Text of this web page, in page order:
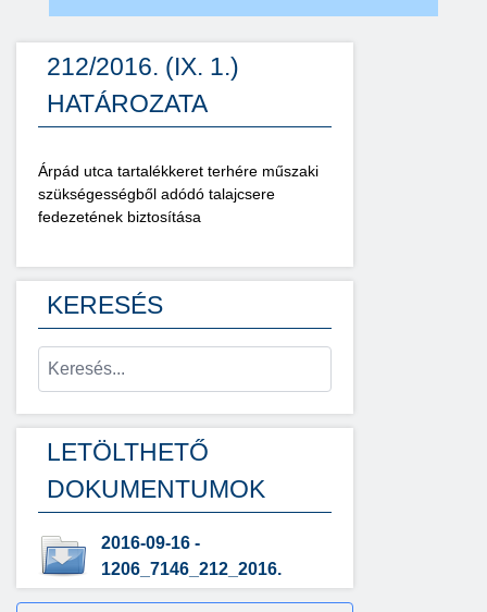
212/2016. (IX. 1.)
HATÁROZATA
Árpád utca tartalékkeret terhére műszaki
szükségességből adódó talajcsere
fedezetének biztosítása
KERESÉS
LETÖLTHETŐ
DOKUMENTUMOK
2016-09-16 -
1206_7146_212_2016.